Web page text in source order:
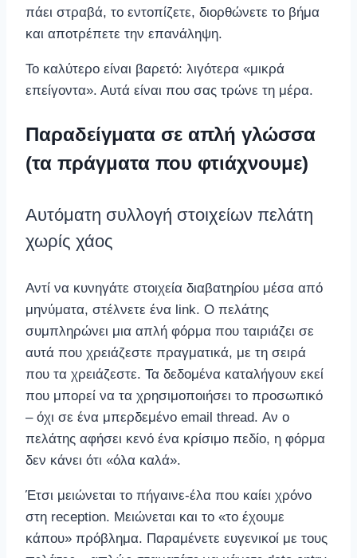
πάει στραβά, το εντοπίζετε, διορθώνετε το βήμα
και αποτρέπετε την επανάληψη.
Το καλύτερο είναι βαρετό: λιγότερα «μικρά
επείγοντα». Αυτά είναι που σας τρώνε τη μέρα.
Παραδείγματα σε απλή γλώσσα
(τα πράγματα που φτιάχνουμε)
Αυτόματη συλλογή στοιχείων πελάτη
χωρίς χάος
Αντί να κυνηγάτε στοιχεία διαβατηρίου μέσα από
μηνύματα, στέλνετε ένα link. Ο πελάτης
συμπληρώνει μια απλή φόρμα που ταιριάζει σε
αυτά που χρειάζεστε πραγματικά, με τη σειρά
που τα χρειάζεστε. Τα δεδομένα καταλήγουν εκεί
που μπορεί να τα χρησιμοποιήσει το προσωπικό
– όχι σε ένα μπερδεμένο email thread. Αν ο
πελάτης αφήσει κενό ένα κρίσιμο πεδίο, η φόρμα
δεν κάνει ότι «όλα καλά».
Έτσι μειώνεται το πήγαινε-έλα που καίει χρόνο
στη reception. Μειώνεται και το «το έχουμε
κάπου» πρόβλημα. Παραμένετε ευγενικοί με τους